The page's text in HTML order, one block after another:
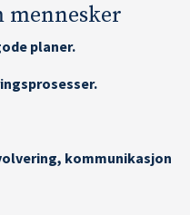
mennesker
planer.
kommunikasjon